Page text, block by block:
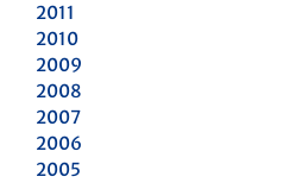
2011
2010
2009
2008
2007
2006
2005